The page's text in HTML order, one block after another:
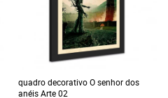
quadro decorativo O senhor dos
anéis Arte 02